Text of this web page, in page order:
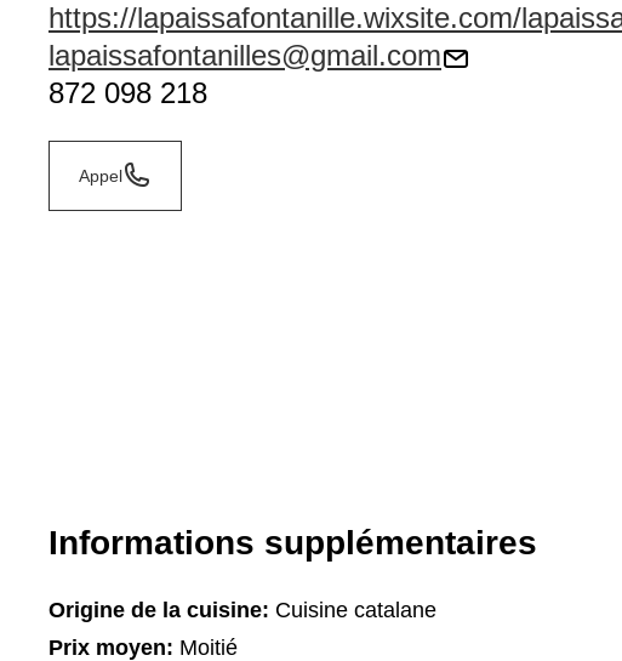
https://lapaissafontanille.wixsite.com/
lapaissafontanilles@gmail.com
872 098 218
Appel
Informations supplémentaires
Origine de la cuisine: Cuisine catalane
Prix moyen: Moitié